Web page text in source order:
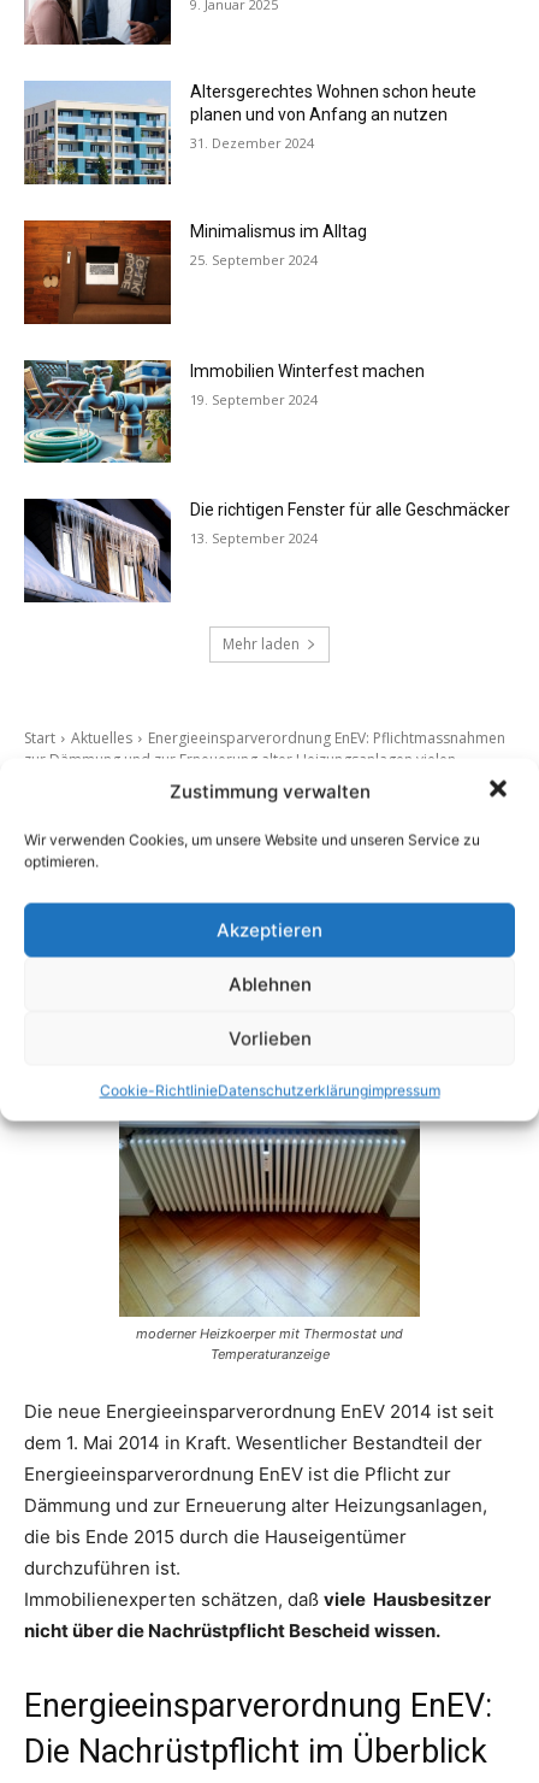
Zustimmung verwalten
Wir verwenden Cookies, um unsere Website und unseren Service zu
optimieren.
Akzeptieren
Ablehnen
Vorlieben
Cookie-RichtlinieDatenschutzerklärungimpressum
9. Januar 2025
Altersgerechtes Wohnen schon heute
planen und von Anfang an nutzen
31. Dezember 2024
Minimalismus im Alltag
25. September 2024
Immobilien Winterfest machen
19. September 2024
Die richtigen Fenster für alle Geschmäcker
13. September 2024
Mehr laden